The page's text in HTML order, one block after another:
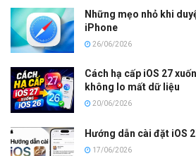
Những mẹo nhỏ khi
iPhone
26/06/2026
Cách hạ cấp iOS 27
không lo mất dữ liệu
20/06/2026
Hướng dẫn cài đặt iOS
17/06/2026